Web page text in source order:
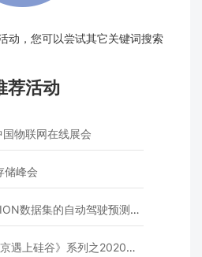
动，您可以尝试其它关键词搜索
荐活动
物联网在线展会
储峰会
据集的自动驾驶预测模型挑战赛
硅谷》系列之2020年度开源峰会